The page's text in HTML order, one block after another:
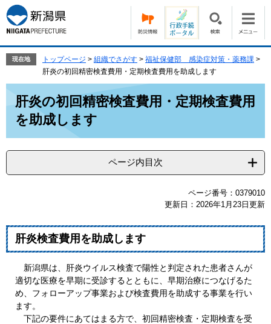
ー
ジ
の
で
ニ
ュ
ー
ば
現在地 トップページ > 組織でさがす > 福祉保健部 感染症対策・薬務課 >
肝炎の初回精密検査費用・定期検査費用を助成します
肝炎の初回精密検査費用・定期検査費用
を助成します
ページ内目次
ページ番号：0379010
更新日：2026年1月23日更新
肝炎検査費用を助成します
新潟県は、肝炎ウイルス検査で陽性と判定された患者さんが
適切な医療を早期に受診するとともに、早期治療につなげるた
め、フォローアップ事業および検査費用を助成する事業を行い
ます。
下記の要件にあてはまる方で、初回精密検査・定期検査を受